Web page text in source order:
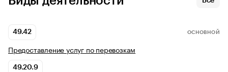
49.42 ОСНОВНОЙ
Предоставление услуг по перевозкам
49.20.9